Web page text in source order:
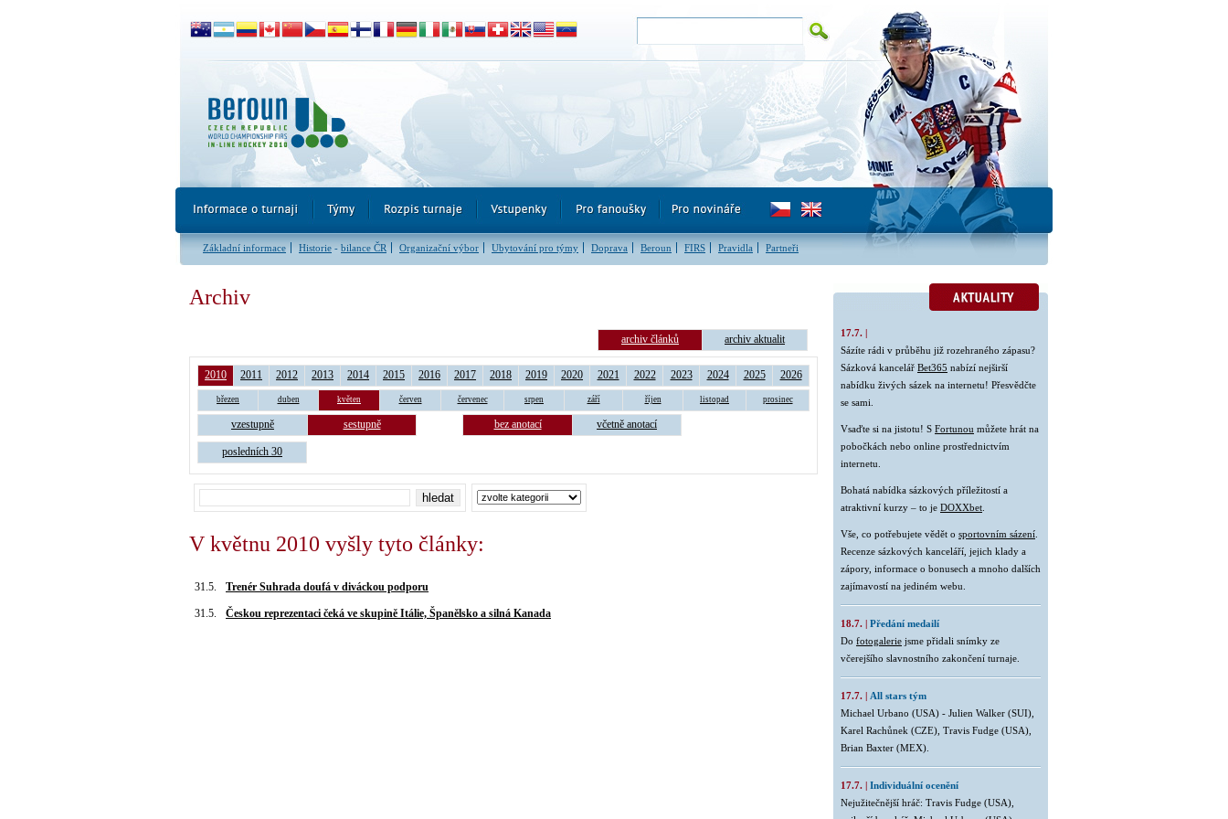
Základní informace Historie - bilance ČR Organizační výbor Ubytování pro týmy Doprava Beroun FIRS Pravidla Partneři
Archiv
archiv článků archiv aktualit
2010 2011 2012 2013 2014 2015 2016 2017 2018 2019 2020 2021 2022 2023 2024 2025 2026
březen duben květen červen červenec srpen září říjen listopad prosinec
vzestupně sestupně bez anotací včetně anotací
posledních 30
V květnu 2010 vyšly tyto články:
31.5. Trenér Suhrada doufá v diváckou podporu
31.5. Českou reprezentaci čeká ve skupině Itálie, Španělsko a silná Kanada
17.7. |
Sázíte rádi v průběhu již rozehraného zápasu?
Sázková kancelář Bet365 nabízí nejširší
nabídku živých sázek na internetu! Přesvědčte
se sami.
Vsaďte si na jistotu! S Fortunou můžete hrát na
pobočkách nebo online prostřednictvím
internetu.
Bohatá nabídka sázkových příležitostí a
atraktivní kurzy – to je DOXXbet
Vše, co potřebujete vědět o sportovním sázení
Recenze sázkových kanceláří, jejich klady a
zápory, informace o bonusech a mnoho dalších
zajímavostí na jediném webu.
18.7. | Předání medailí
Do fotogalerie jsme přidali snímky ze
včerejšího slavnostního zakončení turnaje.
17.7. | All stars tým
Michael Urbano (USA) - Julien Walker (SUI),
Karel Rachůnek (CZE), Travis Fudge (USA),
Brian Baxter (MEX).
17.7. | Individuální ocenění
Nejužitečnější hráč: Travis Fudge (USA),